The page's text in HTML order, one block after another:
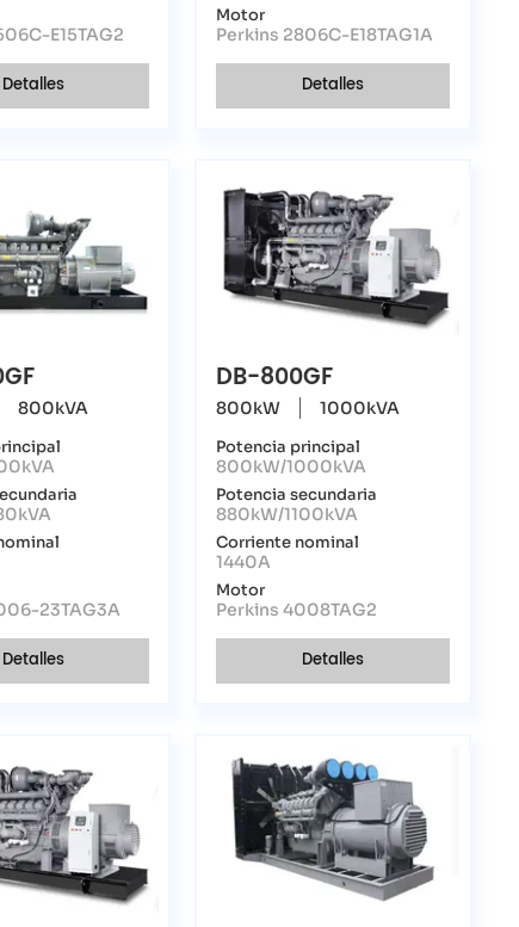
E15TAG2
Detalles
Motor
Perkins 2806C-E18TAG1A
Detalles
800kVA
23TAG3A
Detalles
DB-800GF
800kW 1000kVA
Potencia principal
800kW/1000kVA
Potencia secundaria
880kW/1100kVA
Corriente nominal
1440A
Motor
Perkins 4008TAG2
Detalles